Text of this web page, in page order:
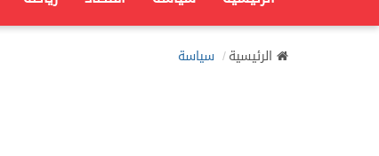
الرئيسية سياسة